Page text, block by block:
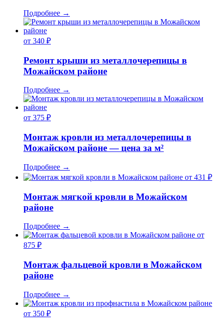
Подробнее →
от 340 ₽
Ремонт крыши из металлочерепицы в
Можайском районе
Подробнее →
от 375 ₽
Монтаж кровли из металлочерепицы в
Можайском районе — цена за м²
Подробнее →
от 431 ₽
Монтаж мягкой кровли в Можайском
районе
Подробнее →
от
875 ₽
Монтаж фальцевой кровли в Можайском
районе
Подробнее →
от 350 ₽